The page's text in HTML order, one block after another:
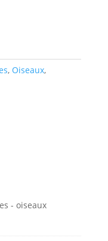
, Oiseaux,
- oiseaux